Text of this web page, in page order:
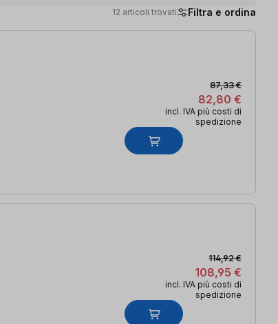
12 articoli trovati Filtra e ordina
82,80 €
87,33 €
incl. IVA più costi di
spedizione
108,95 €
114,92 €
incl. IVA più costi di
spedizione